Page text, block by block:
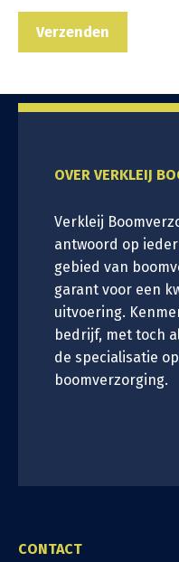
OVER VERKLEIJ
Verkleij
antwoord op
gebied van
garant voor een
uitvoering.
bedrijf, met toch
de specialisatie
boomverzorging.
CONTACT